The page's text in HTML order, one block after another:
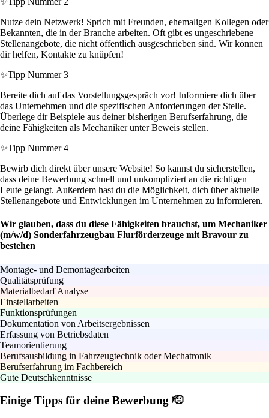
Nutze dein Netzwerk! Sprich mit Freunden, ehemaligen Kollegen oder
Bekannten, die in der Branche arbeiten. Oft gibt es ungeschriebene
Stellenangebote, die nicht öffentlich ausgeschrieben sind. Wir können
dir helfen, Kontakte zu knüpfen!
✨Tipp Nummer 3
Bereite dich auf das Vorstellungsgespräch vor! Informiere dich über
das Unternehmen und die spezifischen Anforderungen der Stelle.
Überlege dir Beispiele aus deiner bisherigen Berufserfahrung, die
deine Fähigkeiten als Mechaniker unter Beweis stellen.
✨Tipp Nummer 4
Bewirb dich direkt über unsere Website! So kannst du sicherstellen,
dass deine Bewerbung schnell und unkompliziert an die richtigen
Leute gelangt. Außerdem hast du die Möglichkeit, dich über aktuelle
Stellenangebote und Entwicklungen im Unternehmen zu informieren.
Wir glauben, dass du diese Fähigkeiten brauchst, um Mechaniker
(m/w/d) Sonderfahrzeugbau Flurförderzeuge mit Bravour zu
bestehen
Montage- und Demontagearbeiten
Qualitätsprüfung
Materialbedarf Analyse
Einstellarbeiten
Funktionsprüfungen
Dokumentation von Arbeitsergebnissen
Erfassung von Betriebsdaten
Teamorientierung
Berufsausbildung in Fahrzeugtechnik oder Mechatronik
Berufserfahrung im Fachbereich
Gute Deutschkenntnisse
Einige Tipps für deine Bewerbung 🫡